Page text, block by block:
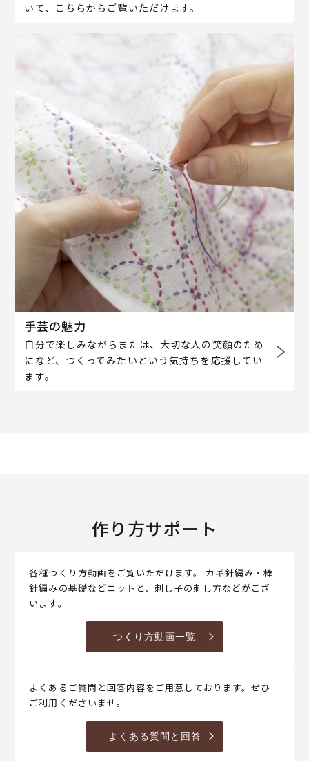
いて、こちらからご覧いただけます。
手芸の魅力
自分で楽しみながらまたは、大切な人の笑顔のため
になど、つくってみたいという気持ちを応援してい
ます。
作り方サポート
各種つくり方動画をご覧いただけます。 カギ針編み・棒
針編みの基礎などニットと、刺し子の刺し方などがござ
います。
つくり方動画一覧
よくあるご質問と回答内容をご用意しております。ぜひ
ご利用くださいませ。
よくある質問と回答